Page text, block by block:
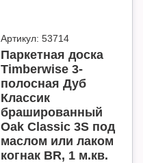
Артикул: 53714
Паркетная доска
Timberwise 3-
полосная Дуб
Классик
брашированный
Oak Classic 3S под
маслом или лаком
когнак BR, 1 м.кв.